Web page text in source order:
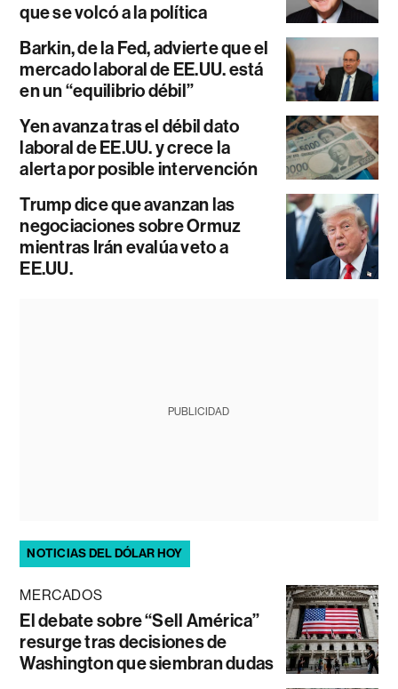
que se volcó a la política
Barkin, de la Fed, advierte que el
mercado laboral de EE.UU. está
en un “equilibrio débil”
Yen avanza tras el débil dato
laboral de EE.UU. y crece la
alerta por posible intervención
Trump dice que avanzan las
negociaciones sobre Ormuz
mientras Irán evalúa veto a
EE.UU.
PUBLICIDAD
NOTICIAS DEL DÓLAR HOY
MERCADOS
El debate sobre “Sell América”
resurge tras decisiones de
Washington que siembran dudas